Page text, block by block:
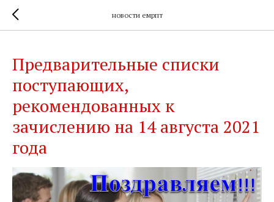
новости емрпт
Предварительные списки
поступающих,
рекомендованных к
зачислению на 14 августа 2021
года